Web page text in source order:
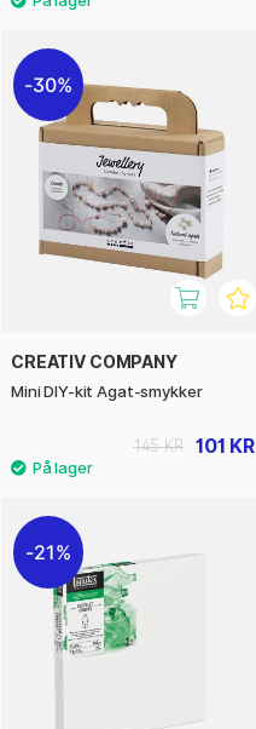
30%
CREATIV COMPANY
Mini DIY-kit Agat-smykker
101 KR
145 KR
21%